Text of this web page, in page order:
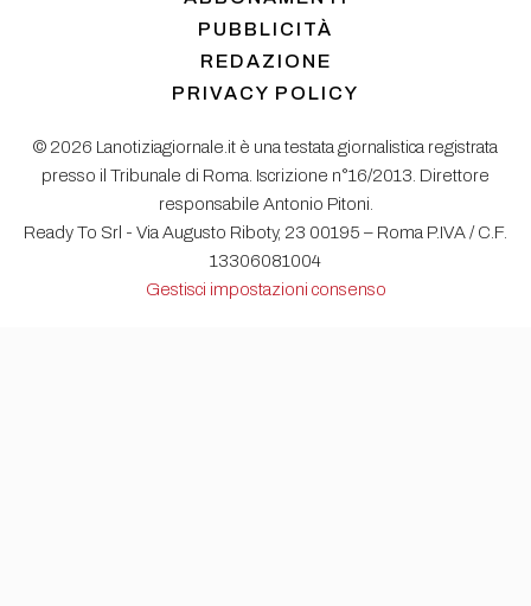
PUBBLICITÀ
REDAZIONE
PRIVACY POLICY
© 2026 Lanotiziagiornale.it è una testata giornalistica registrata
presso il Tribunale di Roma. Iscrizione n°16/2013. Direttore
responsabile Antonio Pitoni.
Ready To Srl - Via Augusto Riboty, 23 00195 – Roma P.IVA / C.F.
13306081004
Gestisci impostazioni consenso